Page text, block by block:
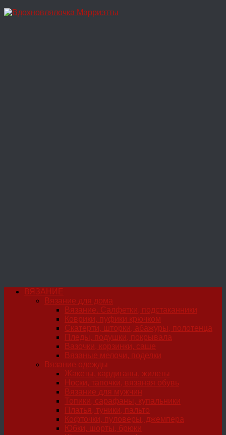
Перейти
ВЯЗАНИЕ
Вязание для дома
Вязание. Салфетки, подстаканники
Коврики, пуфики крючком
Скатерти, шторки, абажуры, полотенца
Пледы, подушки, покрывала
Вазочки, корзинки, саше
Вязаные мелочи, поделки
Вязание одежды
Жакеты, кардиганы, жилеты
Носки, тапочки, вязаная обувь
Вязание для мужчин
Топики, сарафаны, купальники
Платья, туники, пальто
Кофточки, пуловеры, джемпера
Юбки, шорты, брюки